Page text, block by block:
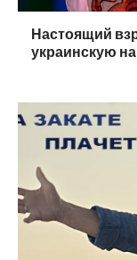
Настоящий
украинскую